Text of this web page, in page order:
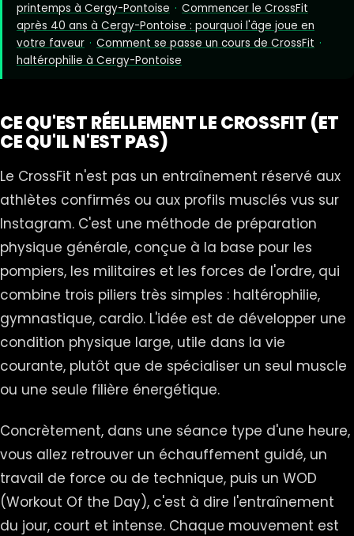
printemps à Cergy-Pontoise · Commencer le CrossFit
après 40 ans à Cergy-Pontoise : pourquoi l'âge joue en
votre faveur · Comment se passe un cours de CrossFit ·
haltérophilie à Cergy-Pontoise
CE QU'EST RÉELLEMENT LE CROSSFIT (ET
CE QU'IL N'EST PAS)
Le CrossFit n'est pas un entraînement réservé aux
athlètes confirmés ou aux profils musclés vus sur
Instagram. C'est une méthode de préparation
physique générale, conçue à la base pour les
pompiers, les militaires et les forces de l'ordre, qui
combine trois piliers très simples : haltérophilie,
gymnastique, cardio. L'idée est de développer une
condition physique large, utile dans la vie
courante, plutôt que de spécialiser un seul muscle
ou une seule filière énergétique.
Concrètement, dans une séance type d'une heure,
vous allez retrouver un échauffement guidé, un
travail de force ou de technique, puis un WOD
(Workout Of the Day), c'est à dire l'entraînement
du jour, court et intense. Chaque mouvement est